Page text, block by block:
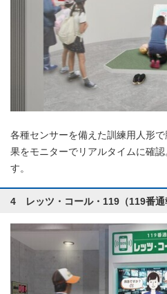
各種センサーを備えた訓練用人形
果をモニターでリアルタイムに確
す。
4 レッツ・コール・119（119番